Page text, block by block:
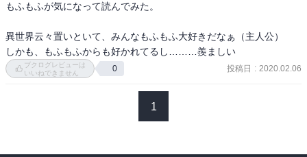
もふもふが気になって読んでみた。
異世界云々置いといて、みんなもふもふ大好きだなぁ（主人公）
しかも、もふもふからも好かれてるし………羨ましい
ブクログレビューは
いいねできません
0 投稿日 : 2020.02.06
1